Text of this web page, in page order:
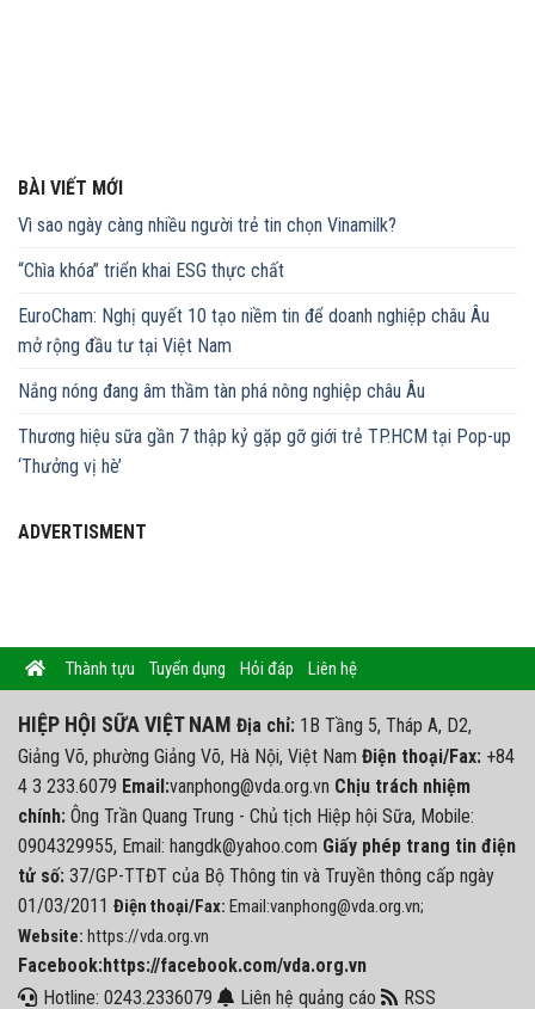
BÀI VIẾT MỚI
Vì sao ngày càng nhiều người trẻ tin chọn Vinamilk?
“Chìa khóa” triển khai ESG thực chất
EuroCham: Nghị quyết 10 tạo niềm tin để doanh nghiệp châu Âu
mở rộng đầu tư tại Việt Nam
Nắng nóng đang âm thầm tàn phá nông nghiệp châu Âu
Thương hiệu sữa gần 7 thập kỷ gặp gỡ giới trẻ TP.HCM tại Pop-up
‘Thưởng vị hè’
ADVERTISMENT
Thành tựu Tuyển dụng Hỏi đáp Liên hệ
HIỆP HỘI SỮA VIỆT NAM Địa chỉ: 1B Tầng 5, Tháp A, D2,
Giảng Võ, phường Giảng Võ, Hà Nội, Việt Nam Điện thoại/Fax: +84
4 3 233.6079 Email:vanphong@vda.org.vn Chịu trách nhiệm
chính: Ông Trần Quang Trung - Chủ tịch Hiệp hội Sữa, Mobile:
0904329955, Email: hangdk@yahoo.com Giấy phép trang tin điện
tử số: 37/GP-TTĐT của Bộ Thông tin và Truyền thông cấp ngày
01/03/2011 Điện thoại/Fax: Email:vanphong@vda.org.vn;
Website: https://vda.org.vn
Facebook:https://facebook.com/vda.org.vn
Hotline: 0243.2336079
Liên hệ quảng cáo RSS